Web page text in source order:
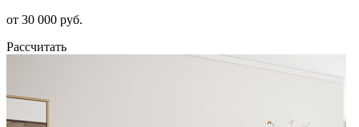
от 30 000 руб.
Рассчитать